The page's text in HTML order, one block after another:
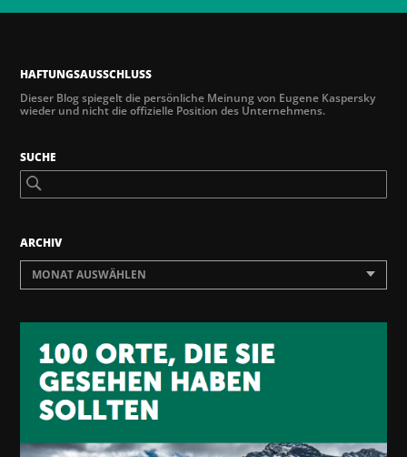
HAFTUNGSAUSSCHLUSS
Dieser Blog spiegelt die persönliche Meinung von Eugene Kaspersky
wieder und nicht die offizielle Position des Unternehmens.
SUCHE
ARCHIV
MONAT AUSWÄHLEN